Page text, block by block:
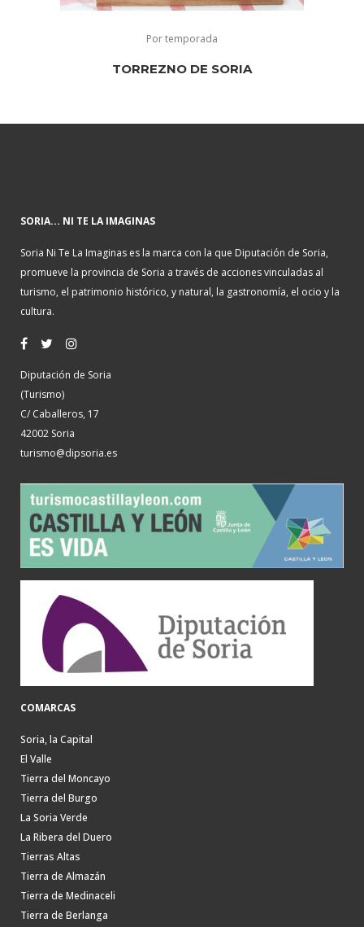
Por temporada
TORREZNO DE SORIA
SORIA... NI TE LA IMAGINAS
Soria Ni Te La Imaginas es la marca con la que Diputación de Soria,
promueve la provincia de Soria a través de acciones vinculadas al
turismo, el patrimonio histórico, y natural, la gastronomía, el ocio y la
cultura.
Diputación de Soria
(Turismo)
C/ Caballeros, 17
42002 Soria
turismo@dipsoria.es
COMARCAS
Soria, la Capital
El Valle
Tierra del Moncayo
Tierra del Burgo
La Soria Verde
La Ribera del Duero
Tierras Altas
Tierra de Almazán
Tierra de Medinaceli
Tierra de Berlanga